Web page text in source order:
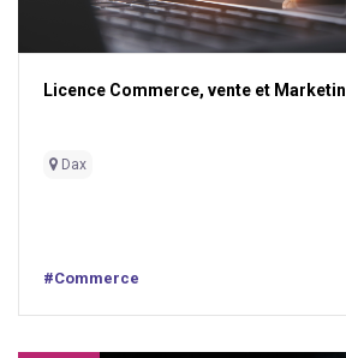
Licence Commerce, vente et
Dax
#Commerce